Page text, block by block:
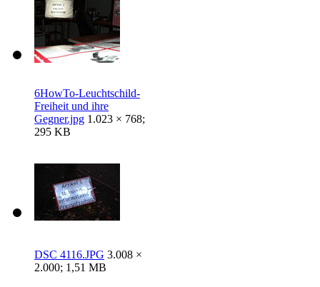
6HowTo-Leuchtschild-
Freiheit und ihre
Gegner.jpg 1.023 × 768;
295 KB
DSC 4116.JPG 3.008 ×
2.000; 1,51 MB